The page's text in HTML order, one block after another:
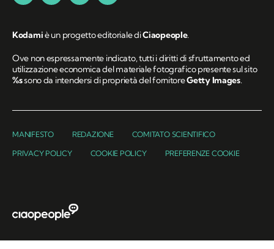
Kodamiè un progetto editoriale diCiaopeople.
Ove non espressamente indicato, tutti i diritti di sfruttamento ed
utilizzazione economica del materiale fotografico presente sul sito
%ssono da intendersi di proprietà del fornitoreGetty Images.
MANIFESTO REDAZIONE COMITATO SCIENTIFICO
PRIVACY POLICY COOKIE POLICY PREFERENZE COOKIE